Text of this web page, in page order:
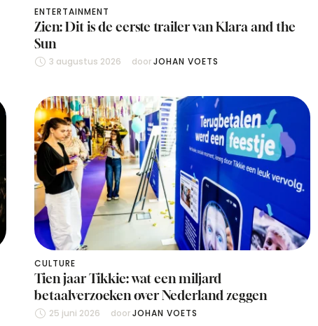
ENTERTAINMENT
Zien: Dit is de eerste trailer van Klara and the
Sun
3 augustus 2026 door JOHAN VOETS
CULTURE
Tien jaar Tikkie: wat een miljard
betaalverzoeken over Nederland zeggen
25 juni 2026 door JOHAN VOETS